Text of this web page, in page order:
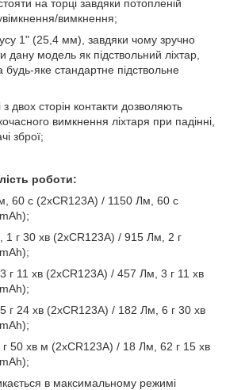
на торці завдяки потопленій
вимкнення;
1" (25,4 мм), завдяки чому зручно
дану модель як підствольний ліхтар,
яке стандартне підствольне
з двох сторін контакти дозволяють
вимкнення ліхтаря при падінні,
зброї;
роботи:
60 с (2xCR123A) / 1150 Лм, 60 с
1 г 30 хв (2xCR123A) / 915 Лм, 2 г
г 11 хв (2xCR123A) / 457 Лм, 3 г 11 хв
г 24 хв (2xCR123A) / 182 Лм, 6 г 30 хв
50 хв м (2xCR123A) / 18 Лм, 62 г 15 хв
в максимальному режимі